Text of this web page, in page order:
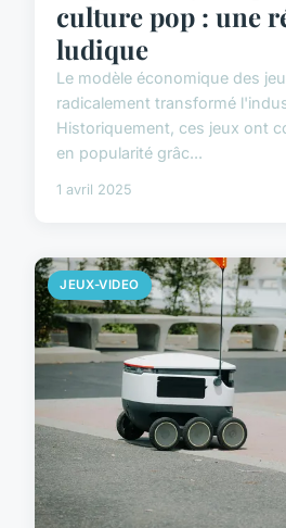
culture pop : une
ludique
Le modèle économique des
radicalement transformé
Historiquement, ces jeux ont
en popularité grâc...
1 avril 2025
JEUX-VIDEO